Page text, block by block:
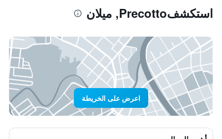
استكشفPrecotto, ميلان
اعرض على الخريطة